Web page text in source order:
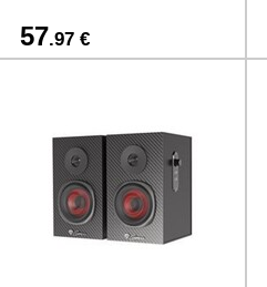
57.97 €